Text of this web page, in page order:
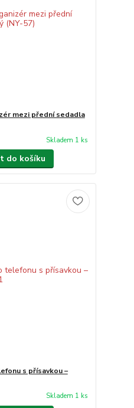
mezi přední sedadla
Skladem 1 ks
do košíku
s přísavkou –
Skladem 1 ks